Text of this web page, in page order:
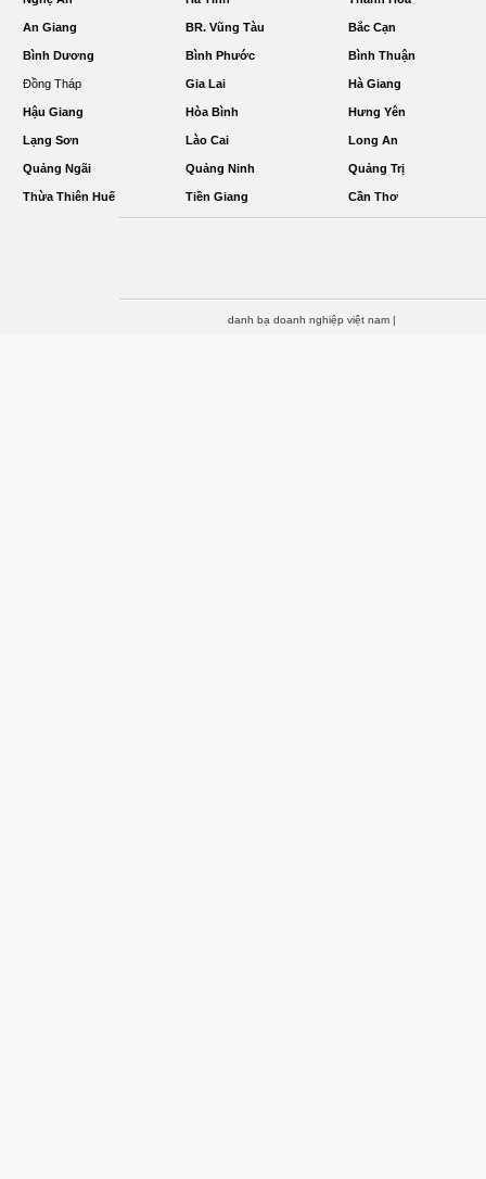
An Giang BR. Vũng Tàu Bắc Cạn
Bình Dương Bình Phước Bình Thuận
Đồng Tháp Gia Lai Hà Giang
Hậu Giang Hòa Bình Hưng Yên
Lạng Sơn Lào Cai Long An
Quảng Ngãi Quảng Ninh Quảng Trị
Thừa Thiên Huế Tiền Giang Cần Thơ
danh bạ doanh nghiệp việt nam |